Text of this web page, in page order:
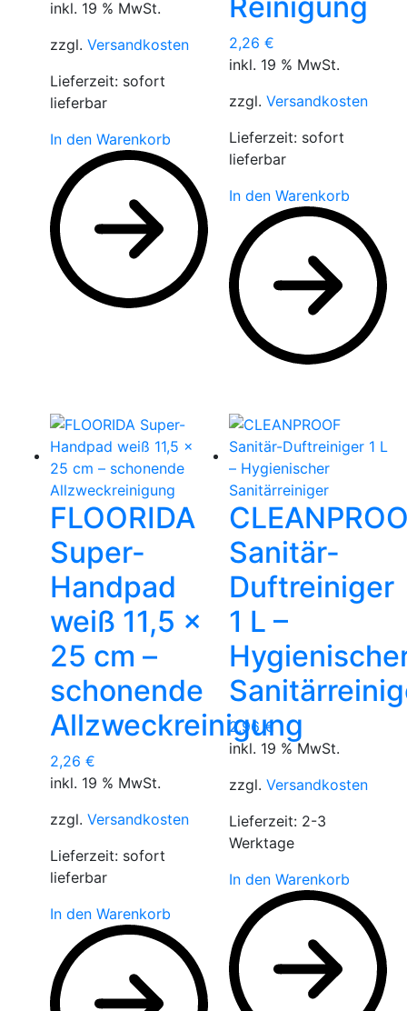
inkl. 19 % MwSt.
zzgl. Versandkosten
Lieferzeit: sofort
lieferbar
In den Warenkorb
2,26 €
inkl. 19 % MwSt.
zzgl. Versandkosten
Lieferzeit: sofort
lieferbar
In den Warenkorb
FLOORIDA
Super-
Handpad
weiß 11,5 ×
25 cm –
schonende
Allzweckreinigung
2,26 €
inkl. 19 % MwSt.
zzgl. Versandkosten
Lieferzeit: sofort
lieferbar
In den Warenkorb
Sanitär-
Duftreiniger
1 L –
2,96€
inkl. 19 % MwSt.
zzgl. Versandkosten
Lieferzeit: 2-3
Werktage
In den Warenkorb